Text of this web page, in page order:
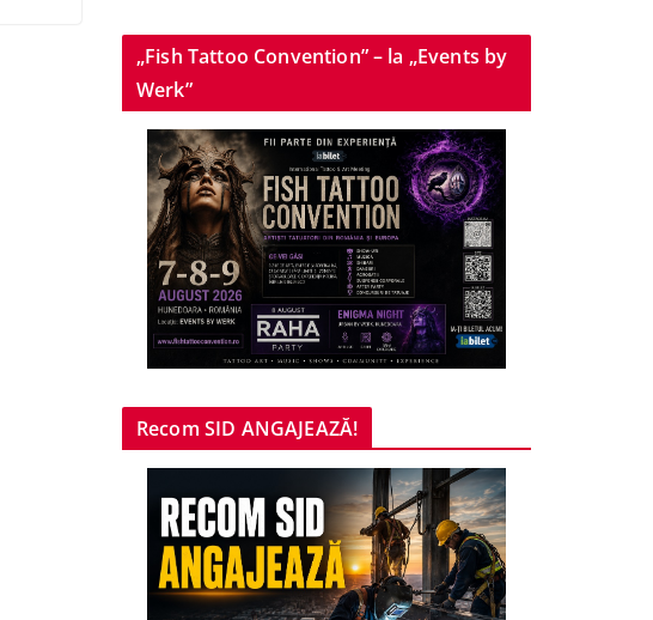
„Fish Tattoo Convention” – la „Events by
Werk”
Recom SID ANGAJEAZĂ!